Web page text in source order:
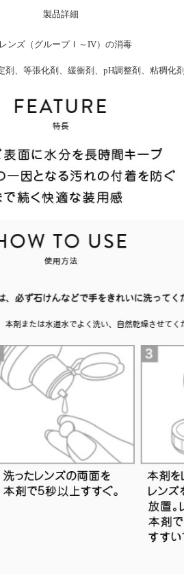
製品詳細
ンズ（グループＩ～IV）の消毒
剤、等張化剤、緩衝剤、pH調整剤、粘稠化剤